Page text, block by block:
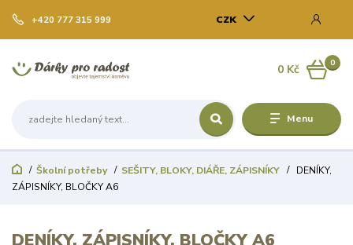
Menu
CZK
+420 777 315 999
0
0 Kč
Školní potřeby SEŠITY, BLOKY, DIÁŘE, ZÁPISNÍKY
DENÍKY,
ZÁPISNÍKY, BLOČKY A6
DENÍKY, ZÁPISNÍKY, BLOČKY A6